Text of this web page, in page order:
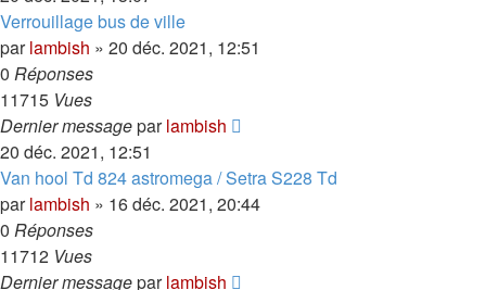
Verrouillage bus de ville
parlambish » 20 déc. 2021, 12:51
0 Réponses
11715 Vues
Dernier messageparlambish
20 déc. 2021, 12:51
Van hool Td 824 astromega / Setra S228 Td
parlambish » 16 déc. 2021, 20:44
0 Réponses
11712 Vues
Dernier messageparlambish